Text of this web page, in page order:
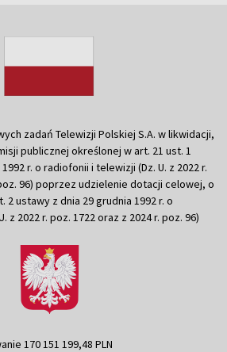
zadań Telewizji Polskiej S.A. w likwidacji,
publicznej określonej w art. 21 ust. 1
r. o radiofonii i telewizji (Dz. U. z 2022 r.
96) poprzez udzielenie dotacji celowej, o
2 ustawy z dnia 29 grudnia 1992 r. o
z 2022 r. poz. 1722 oraz z 2024 r. poz. 96)
170 151 199,48 PLN